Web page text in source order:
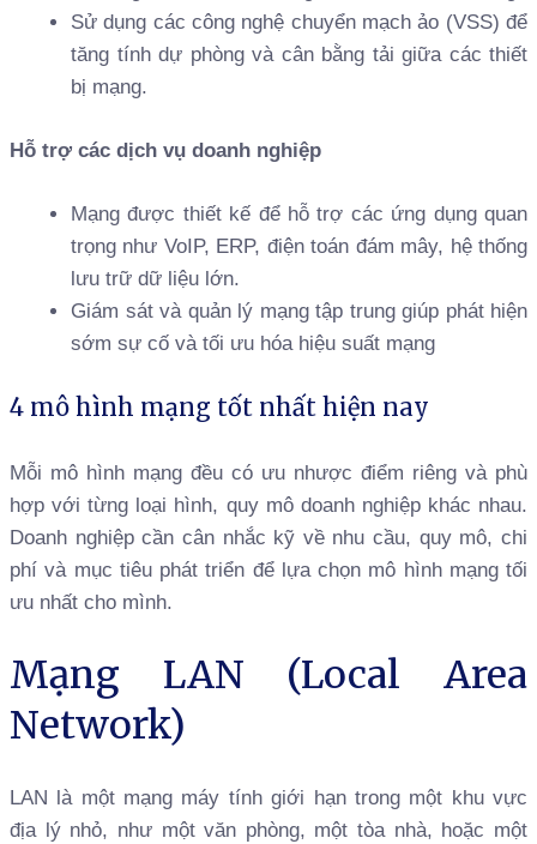
Sử dụng các công nghệ chuyển mạch ảo (VSS) để
tăng tính dự phòng và cân bằng tải giữa các thiết
bị mạng.
Hỗ trợ các dịch vụ doanh nghiệp
Mạng được thiết kế để hỗ trợ các ứng dụng quan
trọng như VoIP, ERP, điện toán đám mây, hệ thống
lưu trữ dữ liệu lớn.
Giám sát và quản lý mạng tập trung giúp phát hiện
sớm sự cố và tối ưu hóa hiệu suất mạng
4 mô hình mạng tốt nhất hiện nay
Mỗi mô hình mạng đều có ưu nhược điểm riêng và phù
hợp với từng loại hình, quy mô doanh nghiệp khác nhau.
Doanh nghiệp cần cân nhắc kỹ về nhu cầu, quy mô, chi
phí và mục tiêu phát triển để lựa chọn mô hình mạng tối
ưu nhất cho mình.
Mạng LAN (Local Area
Network)
LAN là một mạng máy tính giới hạn trong một khu vực
địa lý nhỏ, như một văn phòng, một tòa nhà, hoặc một